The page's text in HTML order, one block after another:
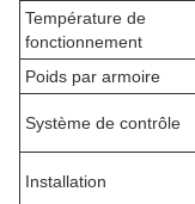
Température de
fonctionnement
Poids par armoire
Système de contrôle
Installation